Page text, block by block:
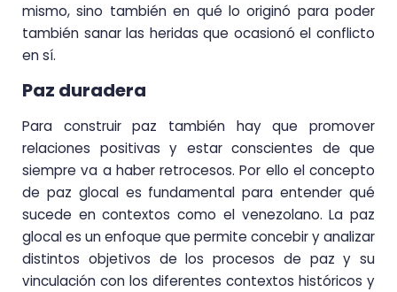
mismo, sino también en qué lo originó para poder
también sanar las heridas que ocasionó el conflicto
en sí.
Paz duradera
Para construir paz también hay que promover
relaciones positivas y estar conscientes de que
siempre va a haber retrocesos. Por ello el concepto
de paz glocal es fundamental para entender qué
sucede en contextos como el venezolano. La paz
glocal es un enfoque que permite concebir y analizar
distintos objetivos de los procesos de paz y su
vinculación con los diferentes contextos históricos y